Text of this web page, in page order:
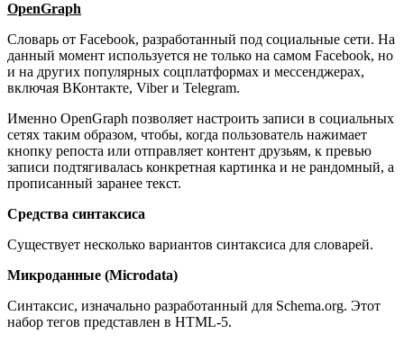
OpenGraph
Словарь от Facebook, разработанный под социальные сети. На
данный момент используется не только на самом Facebook, но
и на других популярных соцплатформах и мессенджерах,
включая ВКонтакте, Viber и Telegram.
Именно OpenGraph позволяет настроить записи в социальных
сетях таким образом, чтобы, когда пользователь нажимает
кнопку репоста или отправляет контент друзьям, к превью
записи подтягивалась конкретная картинка и не рандомный, а
прописанный заранее текст.
Средства синтаксиса
Существует несколько вариантов синтаксиса для словарей.
Микроданные (Microdata)
Синтаксис, изначально разработанный для Schema.org. Этот
набор тегов представлен в HTML-5.